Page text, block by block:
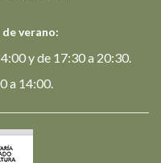
verano:
y de 17:30 a 20:30.
a 14:00.